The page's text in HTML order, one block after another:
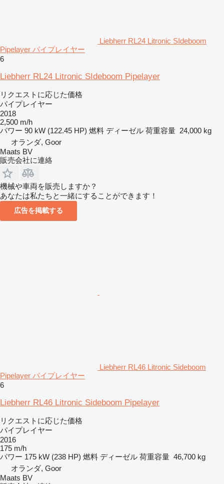
Liebherr RL24 Litronic SIdeboom
Pipelayer パイプレイヤー
6
Liebherr RL24 Litronic SIdeboom Pipelayer
リクエストに応じた価格
パイプレイヤー
2018
2,500 m/h
パワー 90 kW (122.45 HP) 燃料 ディーゼル 荷重容量 24,000 kg
オランダ, Goor
Maats BV
販売会社に連絡
機械や車両を販売しますか？
あなたは私たちと一緒にすることができます！
広告を掲載する
Liebherr RL46 Litronic Sideboom
Pipelayer パイプレイヤー
6
Liebherr RL46 Litronic Sideboom Pipelayer
リクエストに応じた価格
パイプレイヤー
2016
175 m/h
パワー 175 kW (238 HP) 燃料 ディーゼル 荷重容量 46,700 kg
オランダ, Goor
Maats BV